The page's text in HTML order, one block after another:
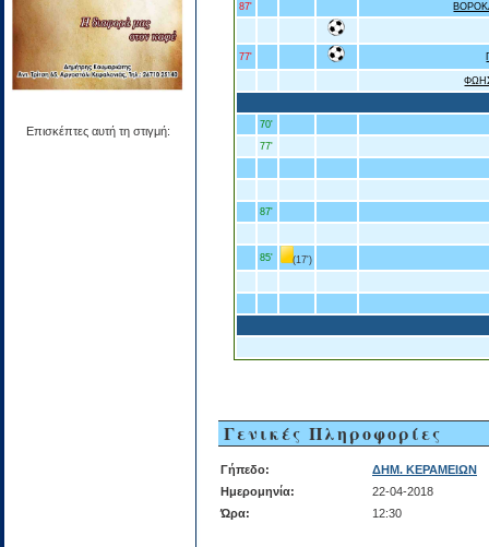
Επισκέπτες αυτή τη στιγμή:
87'
77'
70'
77'
87'
85' (17')
Γενικές Πληροφορίες
Γήπεδο:
ΔΗΜ. ΚΕΡΑΜΕΙΩΝ
Ημερομηνία:
22-04-2018
Ώρα:
12:30